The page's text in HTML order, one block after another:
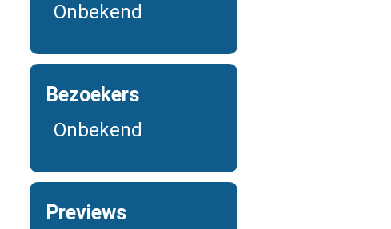
Onbekend
Bezoekers
Onbekend
Previews